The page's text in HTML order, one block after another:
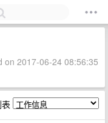
on 2017-06-24 08:56:35